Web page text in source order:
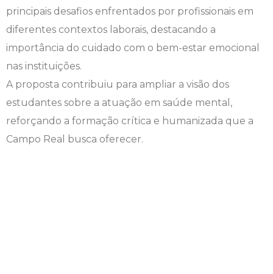
principais desafios enfrentados por profissionais em
diferentes contextos laborais, destacando a
importância do cuidado com o bem-estar emocional
nas instituições.
A proposta contribuiu para ampliar a visão dos
estudantes sobre a atuação em saúde mental,
reforçando a formação crítica e humanizada que a
Campo Real busca oferecer.
Engenharia Elétrica
Engenharia Mecânica
Fisioterapia
Medicina
Horário de Aulas
Manual do Acadêmico
Manual de Formatura
Manual de Trabalhos Acadêmicos
Minha Biblioteca
Extensão
Infocampo
Intercampo
Logos Campo Real
NAPP e NAPC